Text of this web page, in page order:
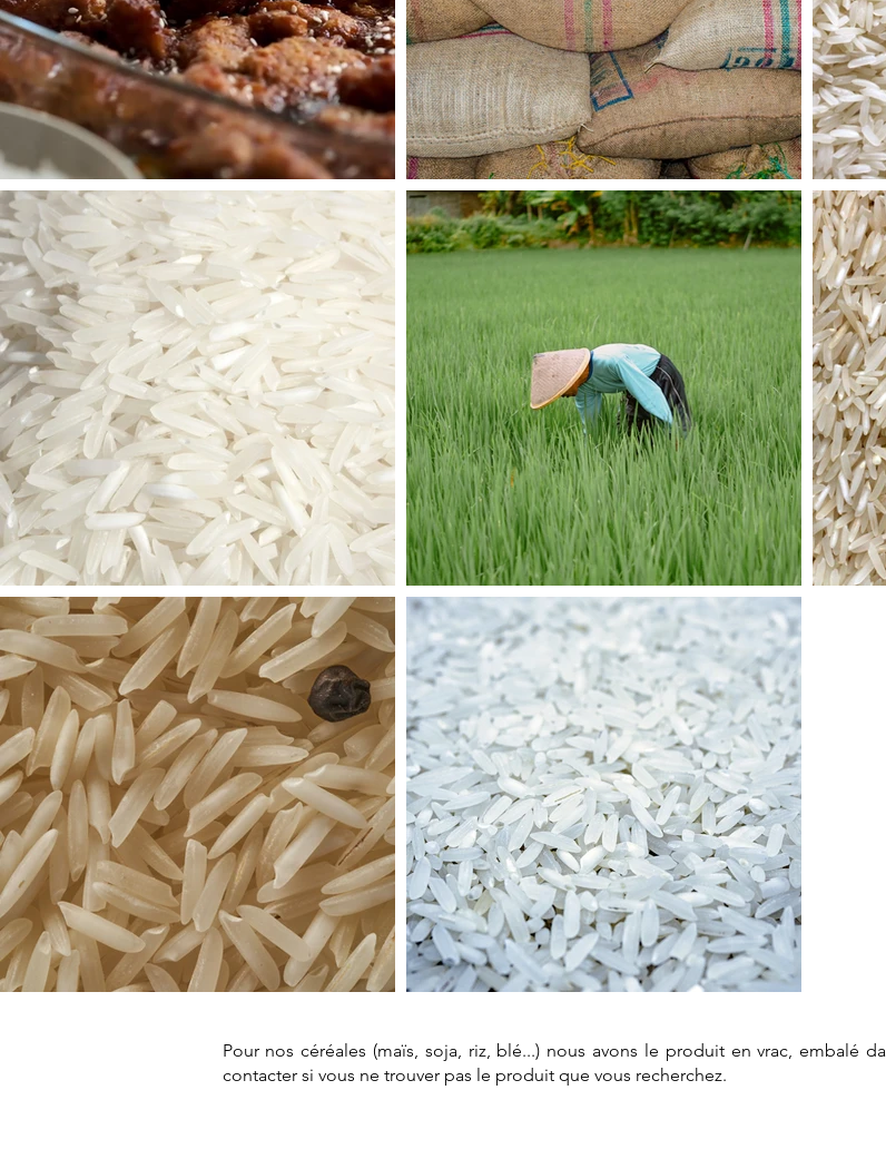
Pour nos céréales (maïs, soja, riz, blé...) nous avons le produit en vrac, embalé
contacter si vous ne trouver pas le produit que vous recherchez.